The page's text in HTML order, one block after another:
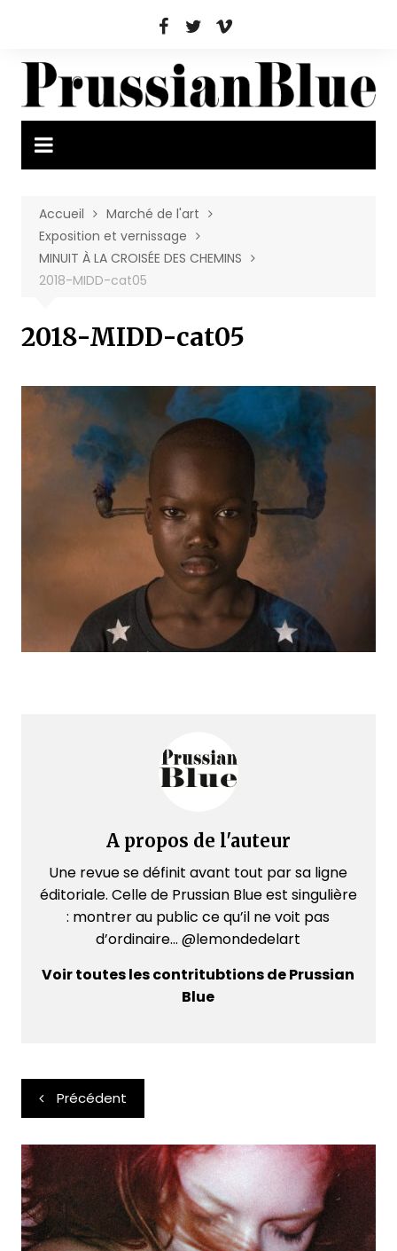
Accueil
Marché de l'art
Exposition et vernissage
MINUIT À LA CROISÉE DES CHEMINS
2018-MIDD-cat05
2018-MIDD-cat05
A propos de l'auteur
Une revue se définit avant tout par sa ligne
éditoriale. Celle de Prussian Blue est singulière
: montrer au public ce qu’il ne voit pas
d’ordinaire... @lemondedelart
Voir toutes les contritubtions de Prussian
Blue
Navigation
de
l’article
Précédent